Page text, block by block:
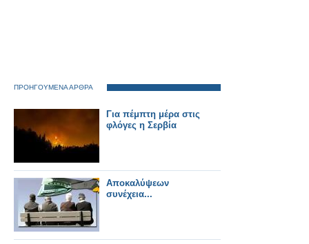
ΠΡΟΗΓΟΥΜΕΝΑ ΑΡΘΡΑ
Για πέμπτη μέρα στις
φλόγες η Σερβία
Αποκαλύψεων
συνέχεια...